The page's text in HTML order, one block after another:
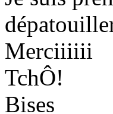
Merciiiiii
TchÔ!
Bises